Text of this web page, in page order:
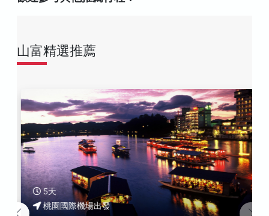
山富精選推薦
5天
桃園國際機場出發